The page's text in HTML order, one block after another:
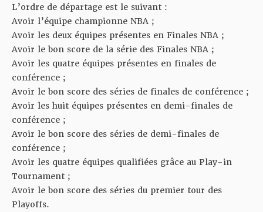
L’ordre de départage est le suivant :
Avoir l’équipe championne NBA ;
Avoir les deux équipes présentes en Finales NBA ;
Avoir le bon score de la série des Finales NBA ;
Avoir les quatre équipes présentes en finales de
conférence ;
Avoir le bon score des séries de finales de conférence ;
Avoir les huit équipes présentes en demi-finales de
conférence ;
Avoir le bon score des séries de demi-finales de
conférence ;
Avoir les quatre équipes qualifiées grâce au Play-in
Tournament ;
Avoir le bon score des séries du premier tour des
Playoffs.